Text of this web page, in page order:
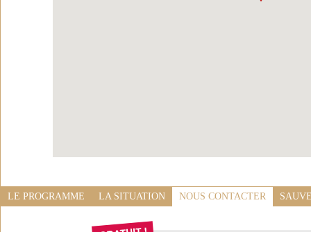
LE PROGRAMME LA SITUATION NOUS CONTACTER